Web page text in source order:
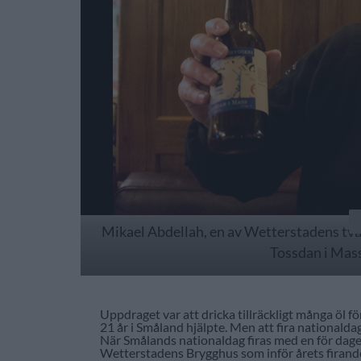
Mikael Abdellah, en av Wetterstadens
Tossdan i
Uppdraget var att dricka tillräckligt många öl
21 år i Småland hjälpte. Men att fira
När Smålands nationaldag firas med en för
Wetterstadens Brygghus som inför årets